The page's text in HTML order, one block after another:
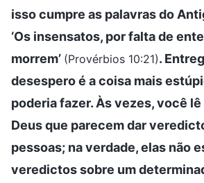
isso cumpre as palavras do
‘Os insensatos, por falta de
morrem’ (Provérbios 10:21).
desespero é a coisa mais
poderia fazer. Às vezes, você lê
Deus que parecem dar
pessoas; na verdade, elas não
veredictos sobre um